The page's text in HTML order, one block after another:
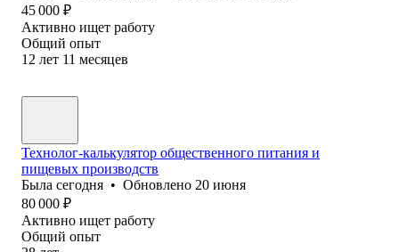
45 000 ₽
Активно ищет работу
Общий опыт
12 лет 11 месяцев
Технолог-калькулятор общественного питания и
пищевых производств
Была сегодня • Обновлено 20 июня
80 000 ₽
Активно ищет работу
Общий опыт